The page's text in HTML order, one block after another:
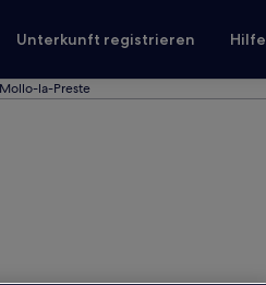
Unterkunft registrieren Hilfe
la-Preste